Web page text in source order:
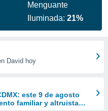
Menguante
Iluminada:21%
David hoy
este 9 de agosto
familiar y altruista